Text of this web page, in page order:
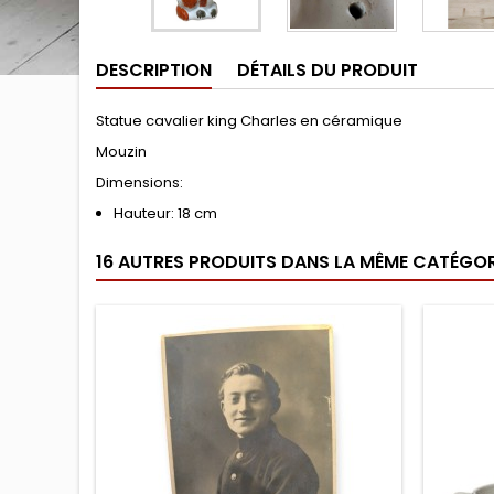
DESCRIPTION DÉTAILS DU PRODUIT
Statue cavalier king Charles en céramique
Mouzin
Dimensions:
Hauteur: 18 cm
16 AUTRES PRODUITS DANS LA MÊME